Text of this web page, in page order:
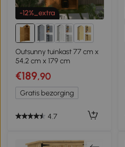
-12%_extra
2+
Outsunny tuinkast 77 cm x
54,2 cm x 179 cm
€189,90
Gratis bezorging
4.7